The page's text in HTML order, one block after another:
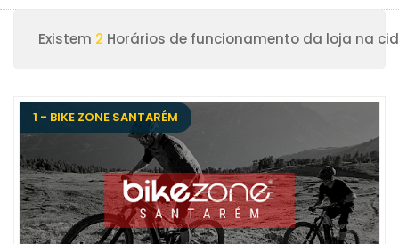
Existem 2 Horários de funcionamento da loja na
1 - BIKE ZONE SANTARÉM